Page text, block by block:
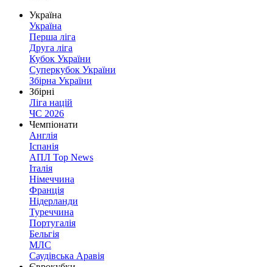
Україна
Україна
Перша ліга
Друга ліга
Кубок України
Суперкубок України
Збірна України
Збірні
Ліга націй
ЧС 2026
Чемпіонати
Англія
Іспанія
АПЛ Top News
Італія
Німеччина
Франція
Нідерланди
Туреччина
Португалія
Бельгія
МЛС
Саудівська Аравія